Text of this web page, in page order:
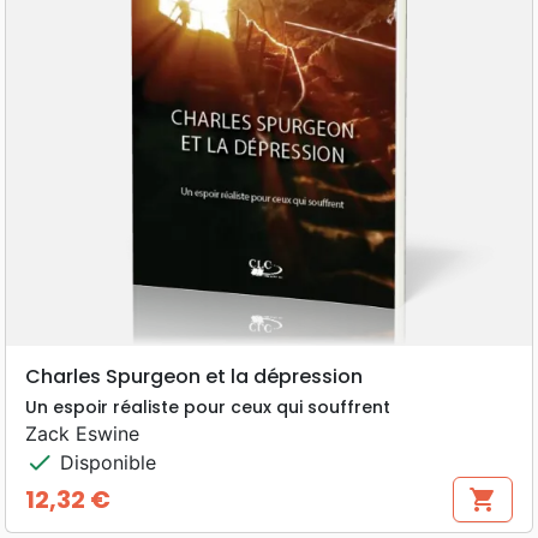
Charles Spurgeon et la dépression
Un espoir réaliste pour ceux qui souffrent
Zack Eswine
check Disponible
Prix
12,32 € shopping_cart